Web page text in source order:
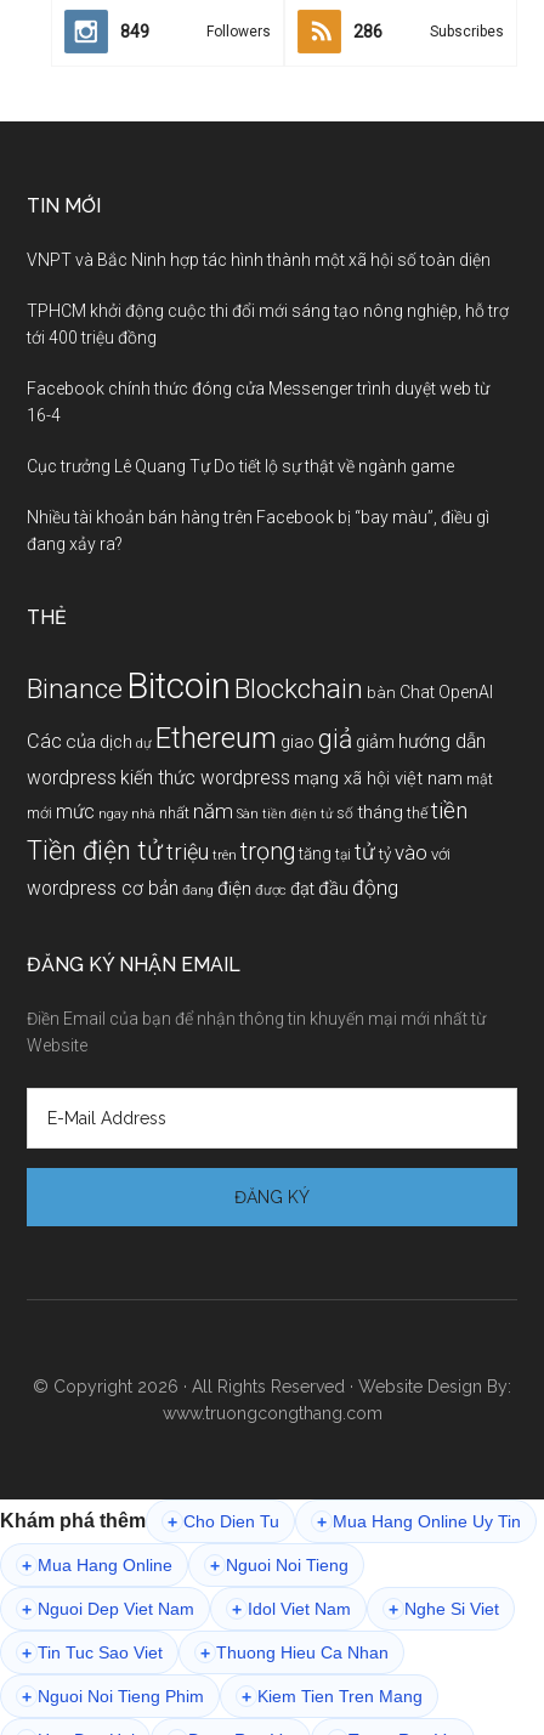
849 Followers 286 Subscribes
TIN MỚI
VNPT và Bắc Ninh hợp tác hình thành một xã hội số toàn diện
TPHCM khởi động cuộc thi đổi mới sáng tạo nông nghiệp, hỗ trợ
tới 400 triệu đồng
Facebook chính thức đóng cửa Messenger trình duyệt web từ
16-4
Cục trưởng Lê Quang Tự Do tiết lộ sự thật về ngành game
Nhiều tài khoản bán hàng trên Facebook bị “bay màu”, điều gì
đang xảy ra?
THẺ
Binance Bitcoin Blockchain bàn Chat OpenAI
Các của dịch dự Ethereum giao giả giảm hướng dẫn
wordpress kiến thức wordpress mạng xã hội việt nam mật
mới mức ngay nhà nhất năm Sàn tiền điện tử số tháng thế tiền
Tiền điện tửtriệu trên trọng tăng tại tử tỷ vào với
wordpress cơ bản đang điện được đạtđầu động
ĐĂNG KÝ NHẬN EMAIL
Điền Email của bạn để nhận thông tin khuyến mại mới nhất từ
Website
© Copyright 2026 · All Rights Reserved · Website Design By:
www.truongcongthang.com
Khám phá thêm + Cho Dien Tu + Mua Hang Online Uy Tin
+ Mua Hang Online + Nguoi Noi Tieng
+ Nguoi Dep Viet Nam + Idol Viet Nam + Nghe Si Viet
+ Tin Tuc Sao Viet + Thuong Hieu Ca Nhan
+ Nguoi Noi Tieng Phim + Kiem Tien Tren Mang